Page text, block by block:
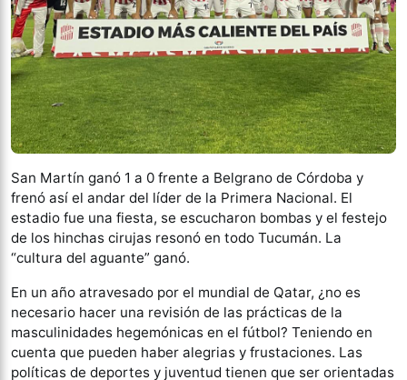
San Martín ganó 1 a 0 frente a Belgrano de Córdoba y
frenó así el andar del líder de la Primera Nacional. El
estadio fue una fiesta, se escucharon bombas y el festejo
de los hinchas cirujas resonó en todo Tucumán. La
“cultura del aguante” ganó.
En un año atravesado por el mundial de Qatar, ¿no es
necesario hacer una revisión de las prácticas de la
masculinidades hegemónicas en el fútbol? Teniendo en
cuenta que pueden haber alegrias y frustaciones. Las
políticas de deportes y juventud tienen que ser orientadas